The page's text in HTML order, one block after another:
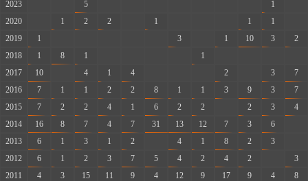
2023
5 1
2020
1 2 2 1 1 1
2019
1 3 1 10 3
2
2018
1 8 1 1
2017
10 4 1 4 2 3
7
2016
7 1 1 2 2 8 1 1 3 9 3
7
2015
7 2 2 4 1 6 2 2 2 3
4
2014
16 8 7 4 7 31 13 12 7 3 6
2013
6 1 3 1 2 4 1 8 2 3
2012
6 1 2 3 7 5 4 2 4 2
3
2011
4 3 15 11 9 4 12 9 17 9 4
8